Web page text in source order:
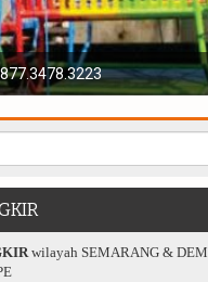
anda
wilayah SEMARANG &